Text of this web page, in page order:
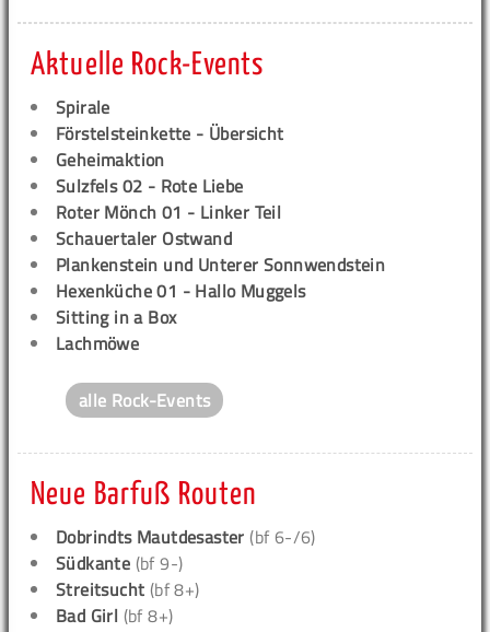
Aktuelle Rock-Events
Spirale
Förstelsteinkette - Übersicht
Geheimaktion
Sulzfels 02 - Rote Liebe
Roter Mönch 01 - Linker Teil
Schauertaler Ostwand
Plankenstein und Unterer Sonnwendstein
Hexenküche 01 - Hallo Muggels
Sitting in a Box
Lachmöwe
alle Rock-Events
Neue Barfuß Routen
Dobrindts Mautdesaster (bf 6-/6)
Südkante (bf 9-)
Streitsucht (bf 8+)
Bad Girl (bf 8+)